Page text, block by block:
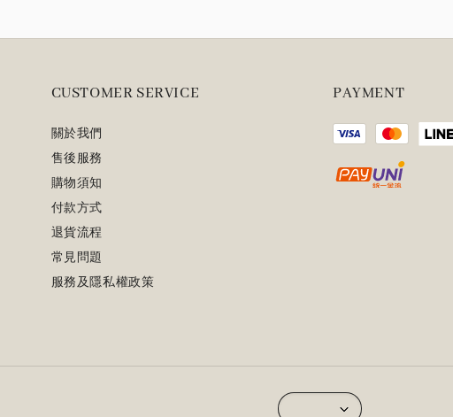
CUSTOMER SERVICE
關於我們
售後服務
購物須知
付款方式
退貨流程
常見問題
服務及隱私權政策
PAYMENT